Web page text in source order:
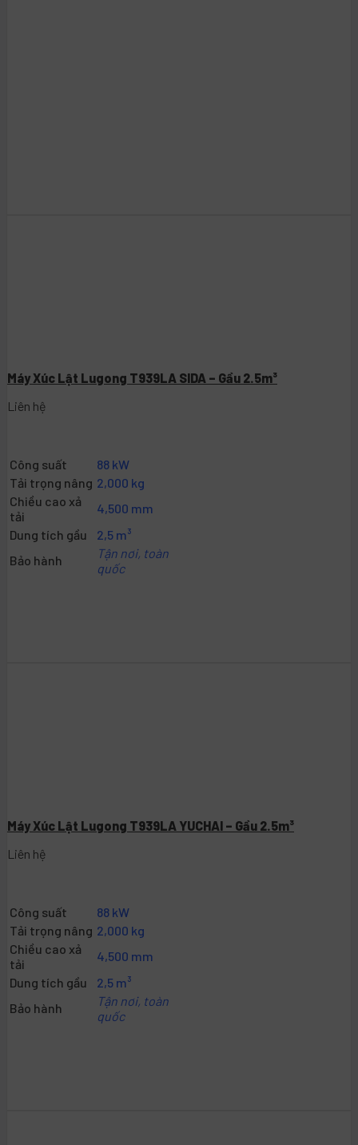
Máy Xúc Lật Lugong T939LA SIDA – Gầu 2.5m³
Liên hệ
Công suất
88 kW
Tải trọng nâng 2,000 kg
Chiều cao xả
tải
4,500 mm
Dung tích gầu
2,5 m³
Bảo hành
Tận nơi, toàn
quốc
Máy Xúc Lật Lugong T939LA YUCHAI – Gầu 2.5m³
Liên hệ
Công suất
88 kW
Tải trọng nâng 2,000 kg
Chiều cao xả
tải
4,500 mm
Dung tích gầu
2,5 m³
Bảo hành
Tận nơi, toàn
quốc